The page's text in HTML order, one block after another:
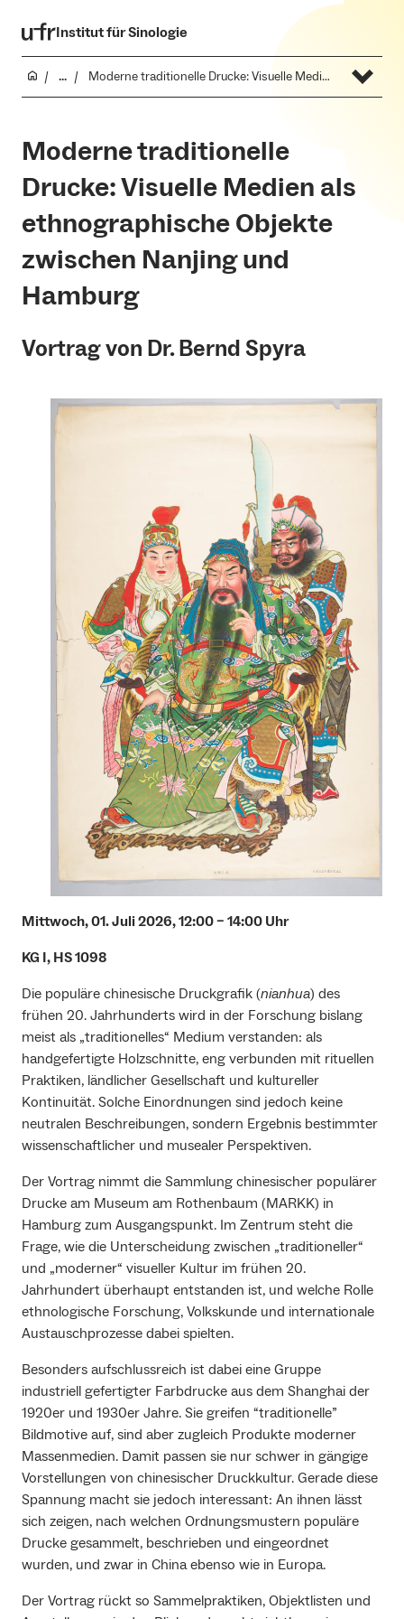
Institut für Sinologie
... Moderne traditionelle Drucke: Visuelle Medien als ethnographische Objekte zwischen Nanjing und Hamburg
Moderne traditionelle
Drucke: Visuelle Medien als
ethnographische Objekte
zwischen Nanjing und
Hamburg
Vortrag von Dr. Bernd Spyra
Mittwoch, 01. Juli 2026, 12:00 – 14:00 Uhr
KG I, HS 1098
Die populäre chinesische Druckgrafik (nianhua) des
frühen 20. Jahrhunderts wird in der Forschung bislang
meist als „traditionelles“ Medium verstanden: als
handgefertigte Holzschnitte, eng verbunden mit rituellen
Praktiken, ländlicher Gesellschaft und kultureller
Kontinuität. Solche Einordnungen sind jedoch keine
neutralen Beschreibungen, sondern Ergebnis bestimmter
wissenschaftlicher und musealer Perspektiven.
Der Vortrag nimmt die Sammlung chinesischer populärer
Drucke am Museum am Rothenbaum (MARKK) in
Hamburg zum Ausgangspunkt. Im Zentrum steht die
Frage, wie die Unterscheidung zwischen „traditioneller“
und „moderner“ visueller Kultur im frühen 20.
Jahrhundert überhaupt entstanden ist, und welche Rolle
ethnologische Forschung, Volkskunde und internationale
Austauschprozesse dabei spielten.
Besonders aufschlussreich ist dabei eine Gruppe
industriell gefertigter Farbdrucke aus dem Shanghai der
1920er und 1930er Jahre. Sie greifen “traditionelle”
Bildmotive auf, sind aber zugleich Produkte moderner
Massenmedien. Damit passen sie nur schwer in gängige
Vorstellungen von chinesischer Druckkultur. Gerade diese
Spannung macht sie jedoch interessant: An ihnen lässt
sich zeigen, nach welchen Ordnungsmustern populäre
Drucke gesammelt, beschrieben und eingeordnet
wurden, und zwar in China ebenso wie in Europa.
Der Vortrag rückt so Sammelpraktiken, Objektlisten und